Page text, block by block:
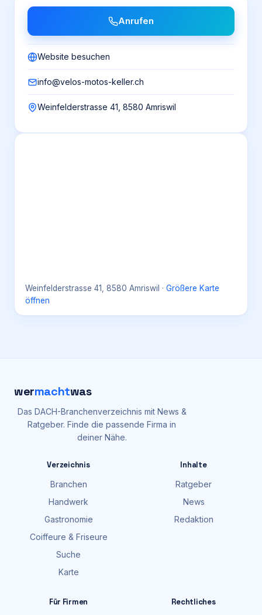
Anrufen
Website besuchen
info@velos-motos-keller.ch
Weinfelderstrasse 41, 8580 Amriswil
Weinfelderstrasse 41, 8580 Amriswil · Größere Karte
öffnen
wermachtwas
Das DACH-Branchenverzeichnis mit News &
Ratgeber. Finde die passende Firma in
deiner Nähe.
Verzeichnis
Branchen
Handwerk
Gastronomie
Coiffeure & Friseure
Suche
Karte
Inhalte
Ratgeber
News
Redaktion
Für Firmen Rechtliches